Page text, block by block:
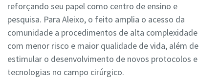
reforçando seu papel como centro de ensino e
pesquisa. Para Aleixo, o feito amplia o acesso da
comunidade a procedimentos de alta complexidade
com menor risco e maior qualidade de vida, além de
estimular o desenvolvimento de novos protocolos e
tecnologias no campo cirúrgico.